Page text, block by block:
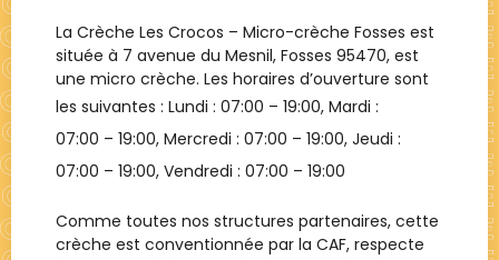
La Crèche Les Crocos – Micro-crèche Fosses est
située à 7 avenue du Mesnil, Fosses 95470, est
une micro crèche. Les horaires d’ouverture sont
les suivantes : Lundi : 07:00 – 19:00, Mardi :
07:00 – 19:00, Mercredi : 07:00 – 19:00, Jeudi :
07:00 – 19:00, Vendredi : 07:00 – 19:00
Comme toutes nos structures partenaires, cette
crèche est conventionnée par la CAF, respecte